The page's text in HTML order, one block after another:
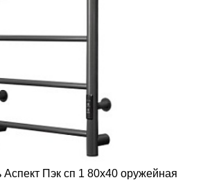
Пэк сп 1 80х40 оружейная